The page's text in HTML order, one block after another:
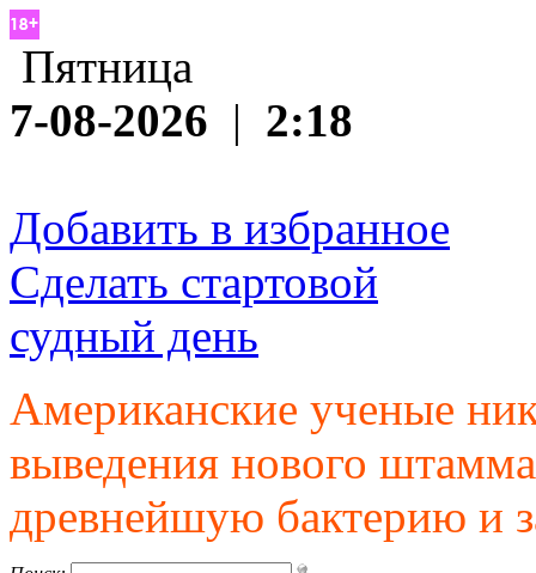
Пятница
7-08-2026 | 2:18
Добавить в избранное
Сделать стартовой
судный день
Американские ученые
выведения нового
древнейшую бактерию и